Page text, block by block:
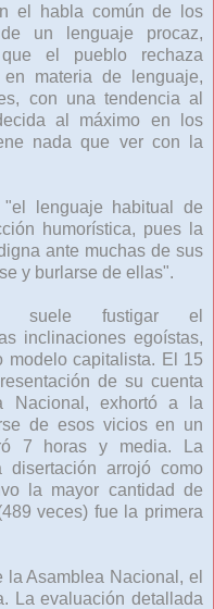
el habla común de los
un lenguaje procaz,
el pueblo rechaza
materia de lenguaje,
con una tendencia al
al máximo en los
nada que ver con la
lenguaje habitual de
humorística, pues la
ante muchas de sus
y burlarse de ellas".
suele fustigar el
inclinaciones egoístas,
modelo capitalista. El 15
de su cuenta
Nacional, exhortó a la
de esos vicios en un
7 horas y media. La
arrojó como
la mayor cantidad de
veces) fue la primera
Asamblea Nacional, el
La evaluación detallada